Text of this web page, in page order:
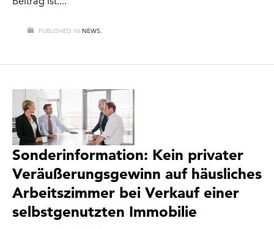
PUBLISHED IN NEWS.
Sonderinformation: Kein privater
Veräußerungsgewinn auf häusliches
Arbeitszimmer bei Verkauf einer
selbstgenutzten Immobilie